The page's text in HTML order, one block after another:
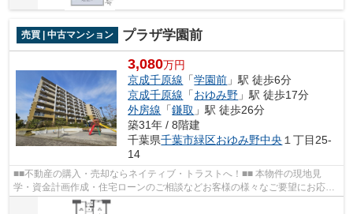
売買 | 中古マンション プラザ学園前
3,080万円
京成千原線 「学園前 」駅 徒歩6分
京成千原線 「おゆみ野 」駅 徒歩17分
外房線 「鎌取 」駅 徒歩26分
築31年 / 8階建
千葉県千葉市緑区おゆみ野中央 １丁目25-
14
■■不動産の購入・売却ならネイティブ・トラストへ！■■ 本物件の現地見
学・資金計画作成・住宅ローンのご相談などお客様の様々なご要望にお応え
させていただきます。043-300-0082からネ...